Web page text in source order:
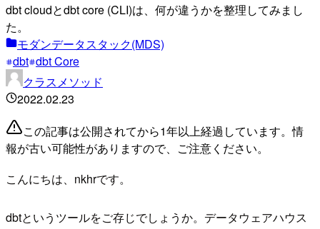
dbt cloudとdbt core (CLI)は、何が違うかを整理してみまし
た。
モダンデータスタック(MDS)
dbt dbt Core
クラスメソッド
2022.02.23
この記事は公開されてから1年以上経過しています。情
報が古い可能性がありますので、ご注意ください。
こんにちは、nkhrです。
dbtというツールをご存じでしょうか。データウェアハウス